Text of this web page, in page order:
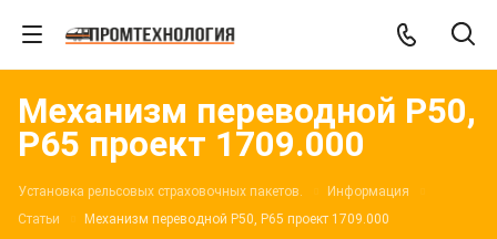
Механизм переводной Р50,
Р65 проект 1709.000
Установка рельсовых страховочных пакетов.
Информация
Статьи
Механизм переводной Р50, Р65 проект 1709.000